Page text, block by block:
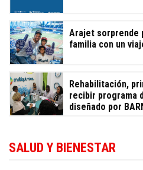
Arajet sorprende
familia con un
Rehabilitación,
recibir programa
diseñado por
SALUD Y BIENESTAR